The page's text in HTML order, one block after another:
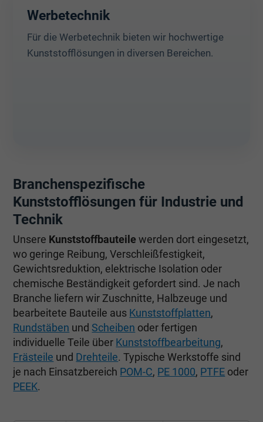
Werbetechnik
Für die Werbetechnik bieten wir hochwertige
Kunststofflösungen in diversen Bereichen.
Branchenspezifische
Kunststofflösungen für Industrie und
Technik
Unsere Kunststoffbauteile werden dort eingesetzt,
wo geringe Reibung, Verschleißfestigkeit,
Gewichtsreduktion, elektrische Isolation oder
chemische Beständigkeit gefordert sind. Je nach
Branche liefern wir Zuschnitte, Halbzeuge und
bearbeitete Bauteile aus Kunststoffplatten,
Rundstäben und Scheiben oder fertigen
individuelle Teile über Kunststoffbearbeitung,
Frästeile und Drehteile. Typische Werkstoffe sind
je nach Einsatzbereich POM-C, PE 1000, PTFE oder
PEEK.